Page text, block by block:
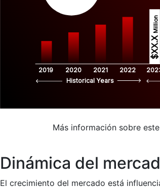
2019 2020 2021 2022
$XX.X
Million
Historical Years
Más información sobre
Dinámica del
El crecimiento del mercado está